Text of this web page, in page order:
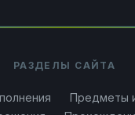
РАЗДЕЛЫ САЙТА
Предметы